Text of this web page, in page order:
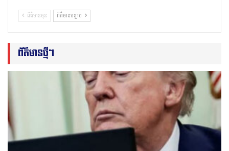
ព័ត៌មានមុន ព័ត៌មានបន្ទាប់
ព័ត៌មានថ្មីៗ